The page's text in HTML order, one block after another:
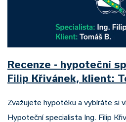
Recenze - hypoteční
Filip Křivánek, klient:
Zvažujete hypotéku a vybíráte si
Hypoteční specialista Ing. Filip